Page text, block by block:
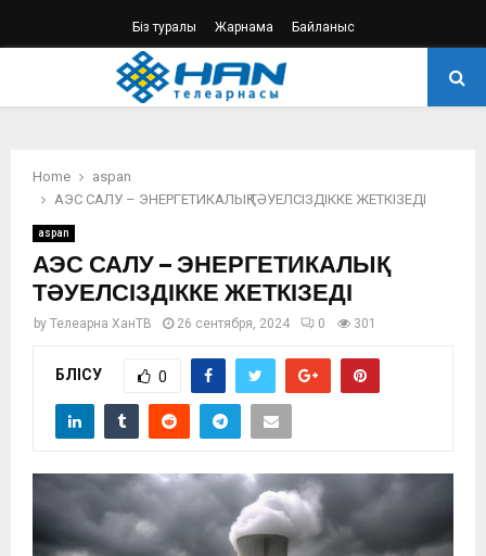
Біз туралы Жарнама Байланыс
PRIMARY
Home
aspan
АЭС САЛУ – ЭНЕРГЕТИКАЛЫҚ ТӘУЕЛСІЗДІККЕ ЖЕТКІЗЕДІ
aspan
АЭС САЛУ – ЭНЕРГЕТИКАЛЫҚ
ТӘУЕЛСІЗДІККЕ ЖЕТКІЗЕДІ
by Телеарна ХанТВ 26 сентября, 2024 0 301
БӨЛІСУ 0